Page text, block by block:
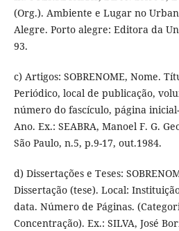
(Org.). Ambiente e Lugar no
Alegre. Porto alegre: Editora da
93.
c) Artigos: SOBRENOME, Nome.
Periódico, local de publicação,
número do fascículo, página
Ano. Ex.: SEABRA, Manoel F. G.
São Paulo, n.5, p.9-17, out.1984.
d) Dissertações e Teses:
Dissertação (tese). Local:
data. Número de Páginas.
Concentração). Ex.: SILVA, José